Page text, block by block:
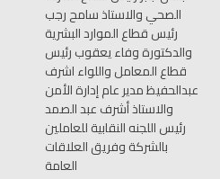
الصحي والاستاذ سامح رجب
رئيس قطاع الموارد البشرية
والدكتورة وفاء يعقوب رئيس
قطاع المعامل واللواء اشرف
عبدالحفيظ مدير عام إدارة الأمن
والاستاذ أشرف عبد الصمد
رئيس اللجنه النقابية للعاملين
بالشركة وفريق العلاقات
العامة